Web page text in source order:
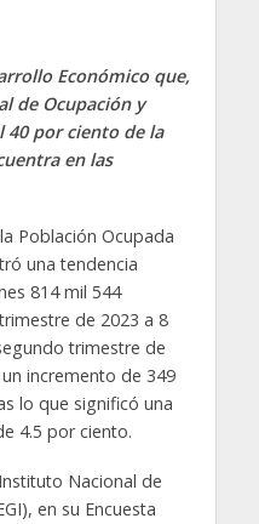
Económico que,
de Ocupación y
40 por ciento de la
en las
Población Ocupada
una tendencia
814 mil 544
de 2023 a 8
trimestre de
incremento de 349
lo que significó una
4.5 por ciento.
Nacional de
en su Encuesta